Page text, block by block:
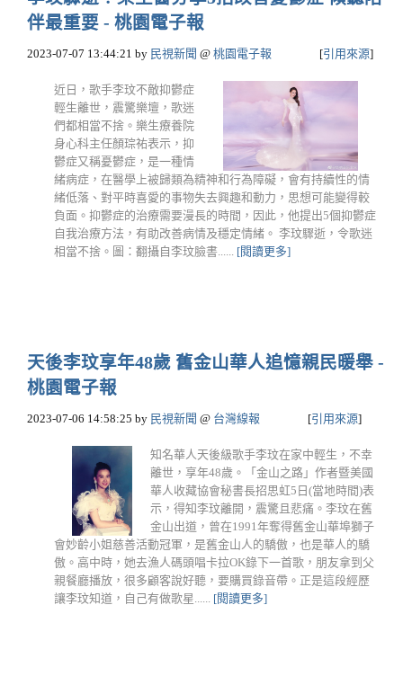
伴最重要 - 桃園電子報
2023-07-07 13:44:21 by 民視新聞 @ 桃園電子報 [引用來源]
近日，歌手李玟不敵抑鬱症
輕生離世，震驚樂壇，歌迷
們都相當不捨。樂生療養院
身心科主任顏琮祐表示，抑
鬱症又稱憂鬱症，是一種情
緒病症，在醫學上被歸類為精神和行為障礙，會有持續性的情
緒低落、對平時喜愛的事物失去興趣和動力，思想可能變得較
負面。抑鬱症的治療需要漫長的時間，因此，他提出5個抑鬱症
自我治療方法，有助改善病情及穩定情緒。 李玟驟逝，令歌迷
相當不捨。圖：翻攝自李玟臉書...... [閱讀更多]
天後李玟享年48歲 舊金山華人追憶親民暖舉 -
桃園電子報
2023-07-06 14:58:25 by 民視新聞 @ 台灣線報 [引用來源]
知名華人天後級歌手李玟在家中輕生，不幸
離世，享年48歲。「金山之路」作者暨美國
華人收藏協會秘書長招思虹5日(當地時間)表
示，得知李玟離開，震驚且悲痛。李玟在舊
金山出道，曾在1991年奪得舊金山華埠獅子
會妙齡小姐慈善活動冠軍，是舊金山人的驕傲，也是華人的驕
傲。高中時，她去漁人碼頭唱卡拉OK錄下一首歌，朋友拿到父
親餐廳播放，很多顧客說好聽，要購買錄音帶。正是這段經歷
讓李玟知道，自己有做歌星...... [閱讀更多]